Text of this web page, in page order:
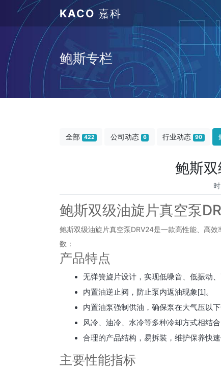
KACO 嘉科
鲍斯专栏
全部 422 公司动态 6 行业动态 90
鲍斯
鲍斯双级油旋片真空泵
鲍斯双级油旋片真空泵DRV24是一款高性能、高
数：
产品特点
无弹簧旋片设计，实现低噪音、低振动、
内置油逆止阀，防止泵内返油现象[1]。
内置油泵强制供油，确保泵在大气压以下
风冷、油冷、水冷等多种冷却方式相结
合理的产品结构，易拆装，维护保养快速
主要性能指标